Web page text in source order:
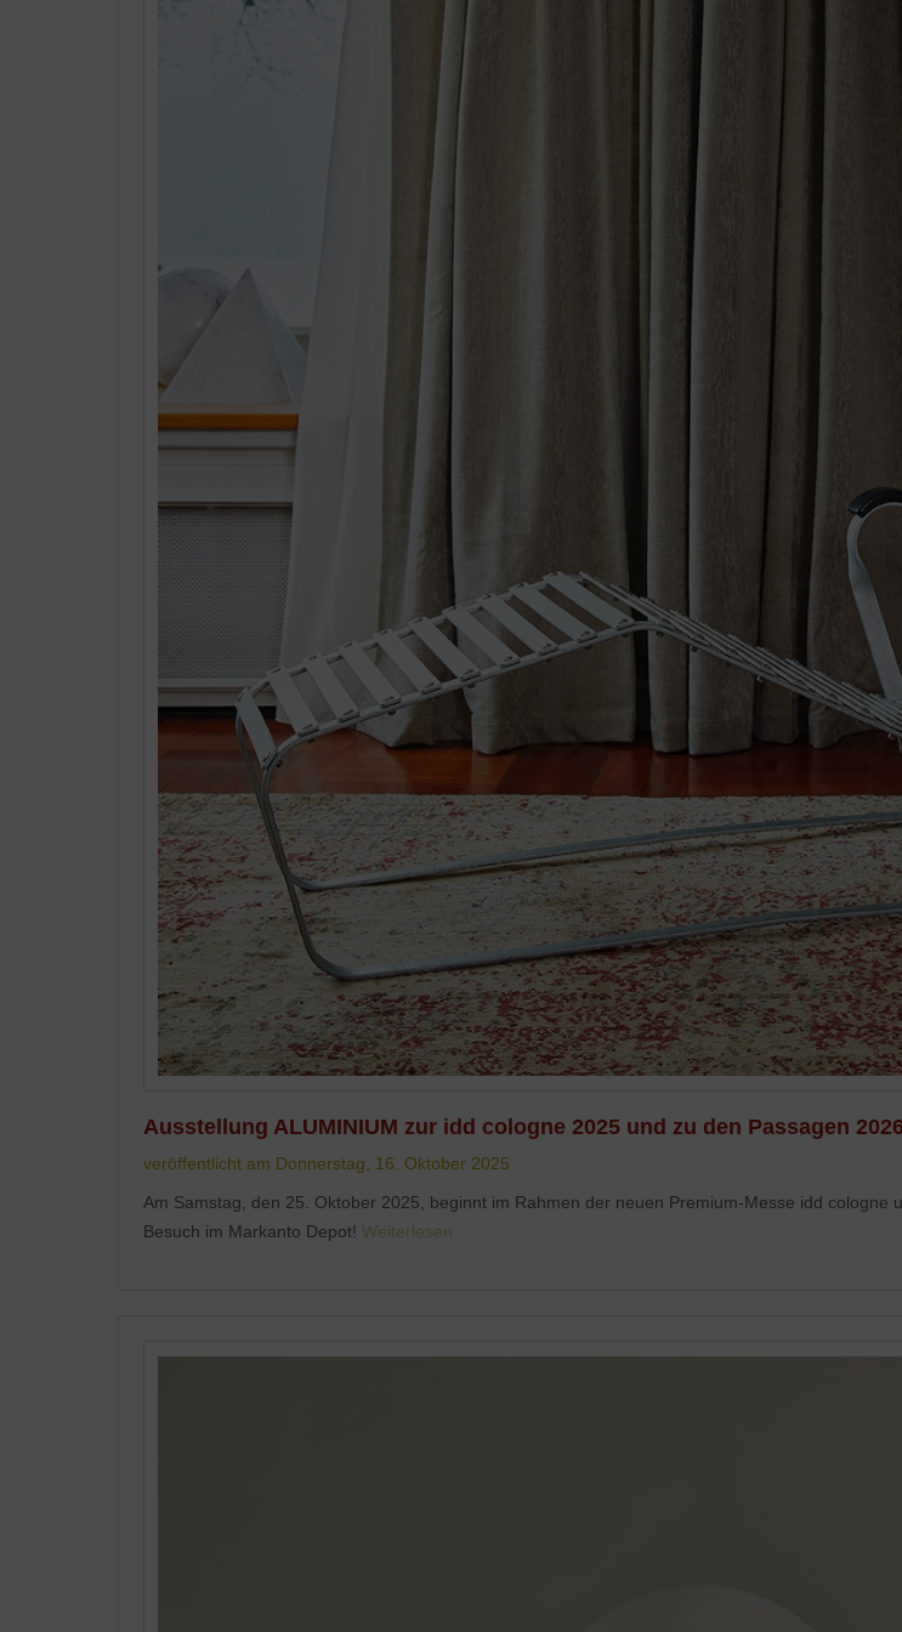
Ausstellung ALUMINIUM zur idd cologne 2025 und zu den Passagen 2026
veröffentlicht am Donnerstag, 16. Oktober 2025
Am Samstag, den 25. Oktober 2025, beginnt im Rahmen der neuen Premium-Messe idd cologne
Besuch im Markanto Depot! Weiterlesen